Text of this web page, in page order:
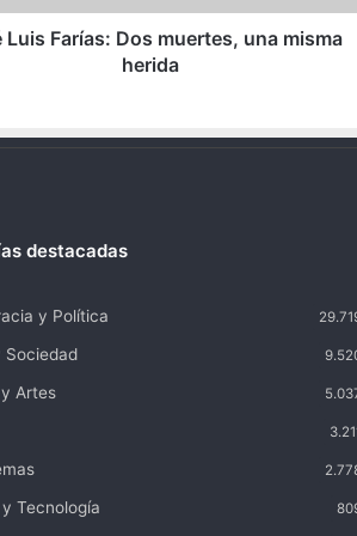
Luis Farías: Dos muertes, una misma
herida
destacadas
y Política
Sociedad
Artes
Tecnología